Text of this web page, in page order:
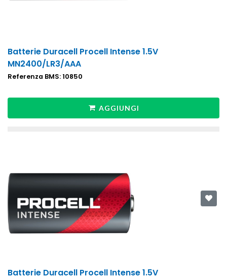
Batterie Duracell Procell Intense 1.5V
MN2400/LR3/AAA
Referenza BMS: 10850
AGGIUNGI
Batterie Duracell Procell Intense 1.5V